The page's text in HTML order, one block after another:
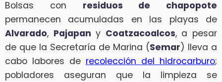
Bolsas con residuos de chapopote
permanecen acumuladas en las playas de
Alvarado, Pajapan y Coatzacoalcos, a pesar
de que la Secretaría de Marina (Semar) lleva a
cabo labores de recolección del hidrocarburo;
pobladores aseguran que la limpieza se